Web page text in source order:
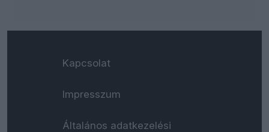
Kapcsolat
Impresszum
Általános adatkezelési